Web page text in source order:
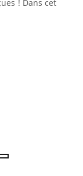
! Dans cet
Blugeon,